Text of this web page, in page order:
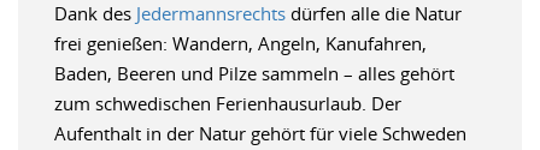
Dank des Jedermannsrechts dürfen alle die Natur
frei genießen: Wandern, Angeln, Kanufahren,
Baden, Beeren und Pilze sammeln – alles gehört
zum schwedischen Ferienhausurlaub. Der
Aufenthalt in der Natur gehört für viele Schweden